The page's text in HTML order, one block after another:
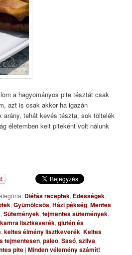
a hagyományos pite tésztát csak
azt is csak akkor ha igazán
arány, tehát kevés tészta, sok töltelék
életemben kelt piteként volt nálunk
Diétás receptek, Édességek,
,Gyümölcsös,Házi pékség,Mentes
,Sütemények,tejmentes sütemények,
lisztkeverék,glutén és
,keltes élmény lisztkeverék,Keltes
tejmentesen,paleo,Sasó,szilva,
pite |Minden vélemény számít!